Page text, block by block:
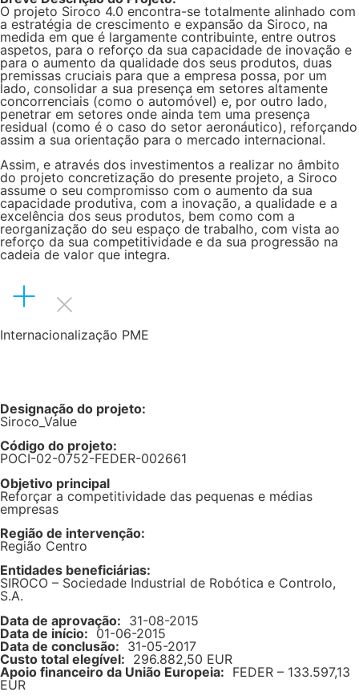
O projeto Siroco 4.0 encontra-se totalmente alinhado com
a estratégia de crescimento e expansão da Siroco, na
medida em que é largamente contribuinte, entre outros
aspetos, para o reforço da sua capacidade de inovação e
para o aumento da qualidade dos seus produtos, duas
premissas cruciais para que a empresa possa, por um
lado, consolidar a sua presença em setores altamente
concorrenciais (como o automóvel) e, por outro lado,
penetrar em setores onde ainda tem uma presença
residual (como é o caso do setor aeronáutico), reforçando
assim a sua orientação para o mercado internacional.
Assim, e através dos investimentos a realizar no âmbito
do projeto concretização do presente projeto, a Siroco
assume o seu compromisso com o aumento da sua
capacidade produtiva, com a inovação, a qualidade e a
excelência dos seus produtos, bem como com a
reorganização do seu espaço de trabalho, com vista ao
reforço da sua competitividade e da sua progressão na
cadeia de valor que integra.
Internacionalização PME
Designação do projeto:
Siroco_Value
Código do projeto:
POCI-02-0752-FEDER-002661
Objetivo principal
Reforçar a competitividade das pequenas e médias
empresas
Região de intervenção:
Região Centro
Entidades beneficiárias:
SIROCO – Sociedade Industrial de Robótica e Controlo,
S.A.
Data de aprovação: 31-08-2015
Data de início: 01-06-2015
Data de conclusão: 31-05-2017
Custo total elegível: 296.882,50 EUR
Apoio financeiro da União Europeia: FEDER – 133.597,13
EUR